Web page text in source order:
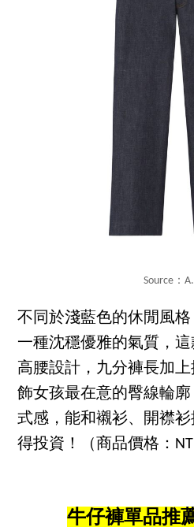
Source：
不同於淺藍色的休閒風
一種沈穩優雅的氣質，這
高腰設計，九分褲長加
飾女孩最在意的臀線輪
式感，能和襯衫、開襟
得投資！（商品價格：
牛仔褲單品推